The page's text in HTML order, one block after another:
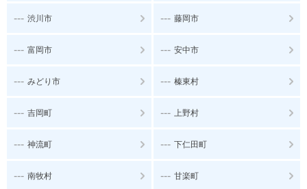
--- 渋川市 --- 藤岡市
--- 富岡市 --- 安中市
--- みどり市 --- 榛東村
--- 吉岡町 --- 上野村
--- 神流町 --- 下仁田町
--- 南牧村 --- 甘楽町